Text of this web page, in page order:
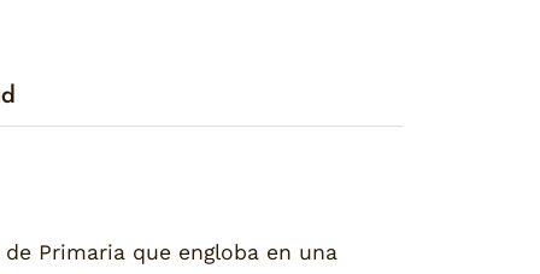
Primaria que engloba en una